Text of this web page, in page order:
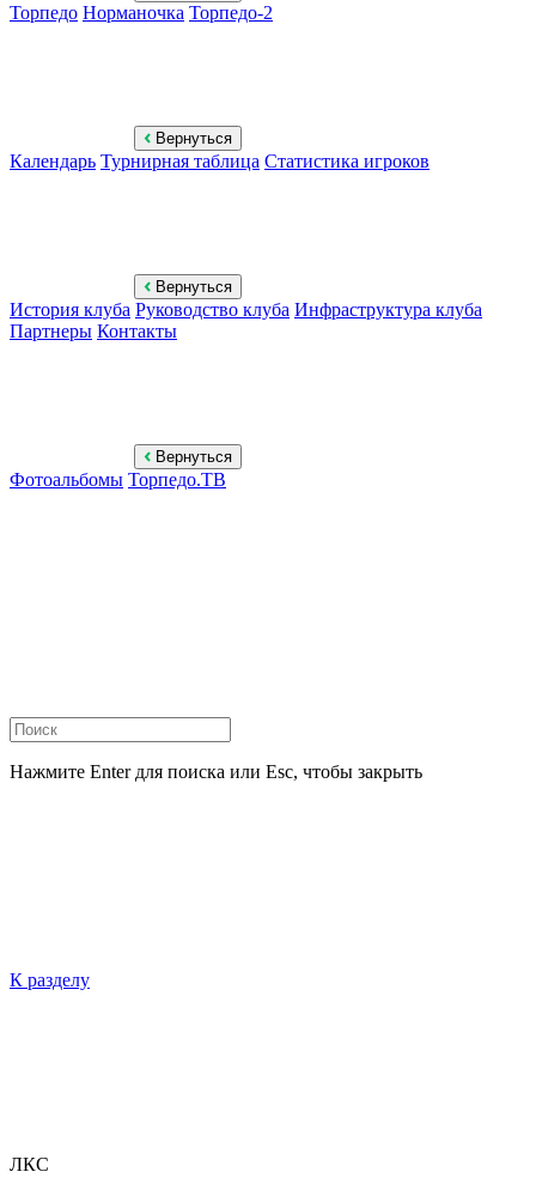
Торпедо Норманочка Торпедо-2
Вернуться
Календарь Турнирная таблица Статистика игроков
Вернуться
История клуба Руководство клуба Инфраструктура клуба
Партнеры Контакты
Вернуться
Фотоальбомы Торпедо.ТВ
Нажмите Enter для поиска или Esc, чтобы закрыть
К разделу
ЛКС